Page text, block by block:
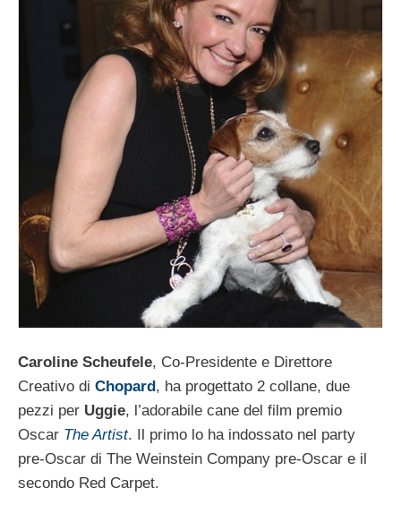
Caroline Scheufele, Co-Presidente e Direttore
Creativo di Chopard , ha progettato 2 collane, due
pezzi per Uggie, l’adorabile cane del film premio
Oscar The Artist. Il primo lo ha indossato nel party
pre-Oscar di The Weinstein Company pre-Oscar e il
secondo Red Carpet.